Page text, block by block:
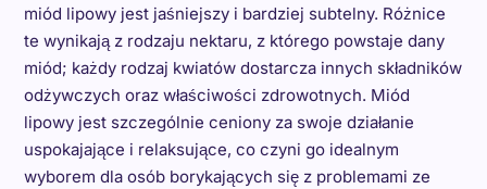
miód lipowy jest jaśniejszy i bardziej subtelny. Różnice
te wynikają z rodzaju nektaru, z którego powstaje dany
miód; każdy rodzaj kwiatów dostarcza innych składników
odżywczych oraz właściwości zdrowotnych. Miód
lipowy jest szczególnie ceniony za swoje działanie
uspokajające i relaksujące, co czyni go idealnym
wyborem dla osób borykających się z problemami ze